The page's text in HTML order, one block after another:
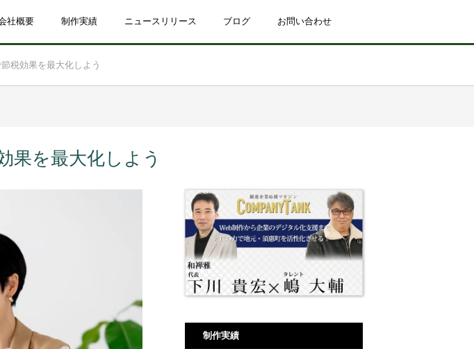
社概要 制作実績 ニュースリリース ブログ お問い合わせ
税効果を最大化しよう
果を最大化しよう
制作実績